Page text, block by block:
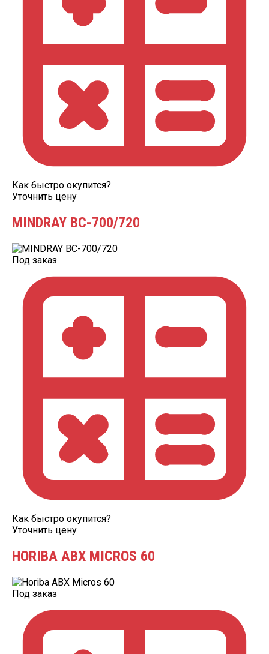
Как быстро окупится?
Уточнить цену
MINDRAY BC-700/720
Под заказ
Как быстро окупится?
Уточнить цену
HORIBA ABX MICROS 60
Под заказ